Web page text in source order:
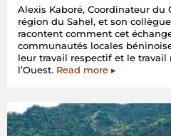
Alexis Kaboré, Coordinateur du
région du Sahel, et son
racontent comment cet
communautés locales
leur travail respectif et le
l’Ouest. Read more ▸